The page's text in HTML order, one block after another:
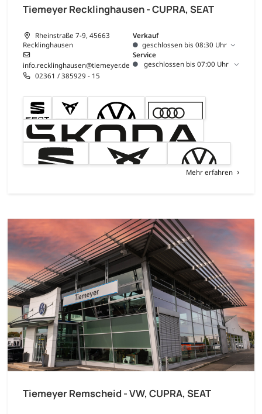
Tiemeyer Recklinghausen - CUPRA, SEAT
Rheinstraße 7-9, 45663
Recklinghausen
info.recklinghausen@tiemeyer.de
02361 / 385929 - 15
Verkauf
geschlossen bis 08:30 Uhr
Service
geschlossen bis 07:00 Uhr
Mehr erfahren
Tiemeyer Remscheid - VW, CUPRA, SEAT